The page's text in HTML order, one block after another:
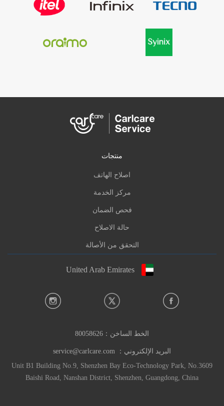
منتجات
اصلاح الهاتف
مركز الخدمة
فحص الضمان
حالة الاصلاح
التحقق من الأصالة
United Arab Emirates
الخط الساخن： 80058626
البريد الإلكتروني： service@carlcare.com
Unit B1 Building No.9, Shenzhen Bay Eco-Technology Park, No.3609
Baishi Road, Nanshan District, Shenzhen, Guangdong, China